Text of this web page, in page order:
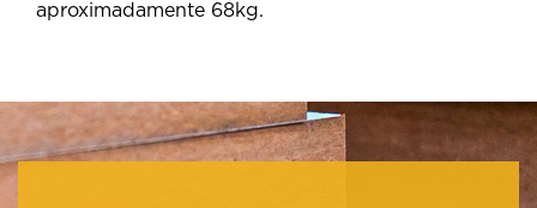
aproximadamente 68kg.